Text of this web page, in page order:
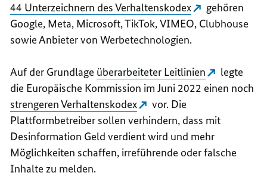
44 Unterzeichnern des Verhaltenskodex
gehören
Google, Meta, Microsoft, TikTok,VIMEO, Clubhouse
sowie Anbieter von Werbetechnologien.
Auf der Grundlage überarbeiteter Leitlinien
legte
die Europäische Kommission im Juni 2022 einen noch
strengeren Verhaltenskodex
vor. Die
Plattformbetreiber sollen verhindern, dass mit
Desinformation Geld verdient wird und mehr
Möglichkeiten schaffen, irreführende oder falsche
Inhalte zu melden.